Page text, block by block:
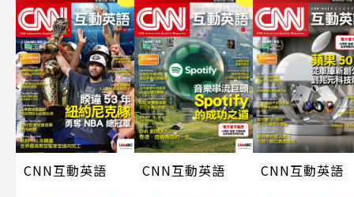
CNN互動英語
CNN互動英語
CNN互動英語